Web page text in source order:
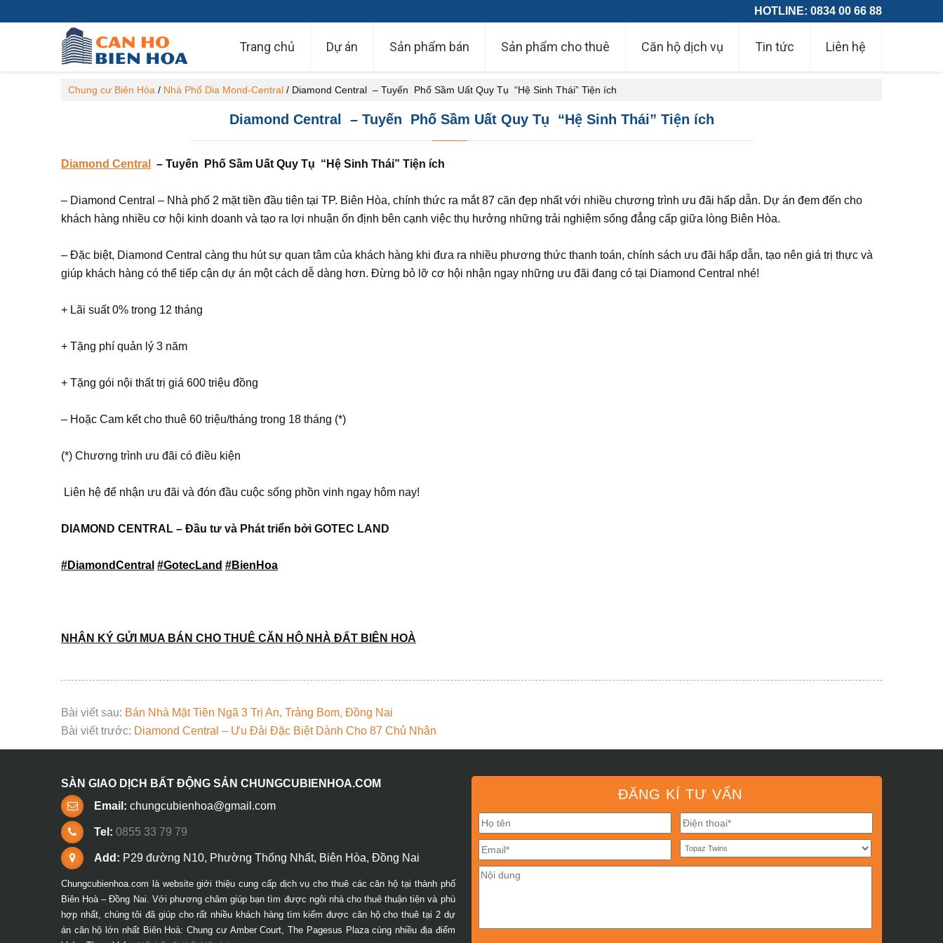
HOTLINE: 0834 00 66 88
Trang chủ Dự án Sản phẩm bán Sản phẩm cho thuê Căn hộ dịch vụ Tin tức Liên hệ
Chung cư Biên Hòa / Nhà Phố Dia Mond-Central / Diamond Central – Tuyến Phố Sầm Uất Quy Tụ “Hệ Sinh Thái” Tiện ích
Diamond Central – Tuyến Phố Sầm Uất Quy Tụ “Hệ Sinh Thái” Tiện ích
Diamond Central – Tuyến Phố Sầm Uất Quy Tụ “Hệ Sinh Thái” Tiện ích
– Diamond Central – Nhà phố 2 mặt tiền đầu tiên tại TP. Biên Hòa, chính thức ra mắt 87 căn đẹp nhất với nhiều chương trình ưu đãi hấp dẫn. Dự án đem đến cho
khách hàng nhiều cơ hội kinh doanh và tạo ra lợi nhuận ổn định bên cạnh việc thụ hưởng những trải nghiệm sống đẳng cấp giữa lòng Biên Hòa.
– Đặc biệt, Diamond Central càng thu hút sự quan tâm của khách hàng khi đưa ra nhiều phương thức thanh toán, chính sách ưu đãi hấp dẫn, tạo nên giá trị thực và
giúp khách hàng có thể tiếp cận dự án một cách dễ dàng hơn. Đừng bỏ lỡ cơ hội nhận ngay những ưu đãi đang có tại Diamond Central nhé!
+ Lãi suất 0% trong 12 tháng
+ Tặng phí quản lý 3 năm
+ Tặng gói nội thất trị giá 600 triệu đồng
– Hoặc Cam kết cho thuê 60 triệu/tháng trong 18 tháng (*)
(*) Chương trình ưu đãi có điều kiện
️ Liên hệ để nhận ưu đãi và đón đầu cuộc sống phồn vinh ngay hôm nay!
DIAMOND CENTRAL – Đầu tư và Phát triển bởi GOTEC LAND
#DiamondCentral #GotecLand #BienHoa
NHẬ N KÝ GỬI MUA BÁN CHO THUÊ CĂ N HỘ NHÀ ĐẤT BIÊN HOÀ
Bài viết sau: Bán Nhà Mặt Tiền Ngã 3 Trị An, Trảng Bom, Đồng Nai
Bài viết trước: Diamond Central – Ưu Đải Đặc Biệt Dành Cho 87 Chủ Nhân
ĐĂNG KÍ TƯ VẤN
SÀN GIAO DỊCH BẤT ĐỘNG SẢN CHUNGCUBIENHOA.COM
Email: chungcubienhoa@gmail.com
Tel: 0855 33 79 79
Add: P29 đường N10, Phường Thống Nhất, Biên Hòa, Đồng Nai
Chungcubienhoa.com là website giới thiệu cung cấp dịch vụ cho thuê các căn hộ tại thành phố
Biên Hoà – Đồng Nai. Với phương châm giúp bạn tìm được ngôi nhà cho thuê thuận tiện và phù
hợp nhất, chúng tôi đã giúp cho rất nhiều khách hàng tìm kiếm được căn hộ cho thuê tại 2 dự
án căn hộ lớn nhất Biên Hoà: Chung cư Amber Court, The Pagesus Plaza cùng nhiều địa điểm